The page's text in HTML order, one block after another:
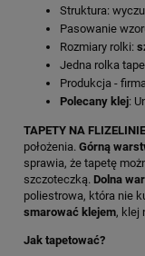
Struktura:
Pasowanie
Rozmiary rolki:
Jedna rolka
Produkcja -
Polecany klej:
TAPETY NA FLIZELINIE
położenia. Górną
sprawia, że tapetę
szczoteczką. Dolna
poliestrowa, która nie
smarować klejem, klej
Jak tapetować?